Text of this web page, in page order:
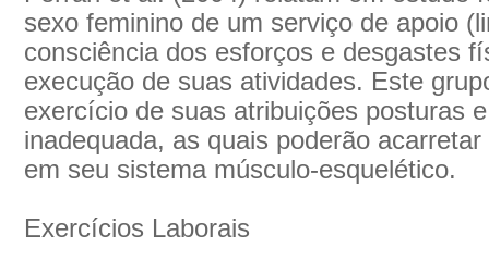
sexo feminino de um serviço de apoio
consciência dos esforços e desgastes
execução de suas atividades. Este
exercício de suas atribuições posturas
inadequada, as quais poderão
em seu sistema músculo-esquelético.
Exercícios Laborais